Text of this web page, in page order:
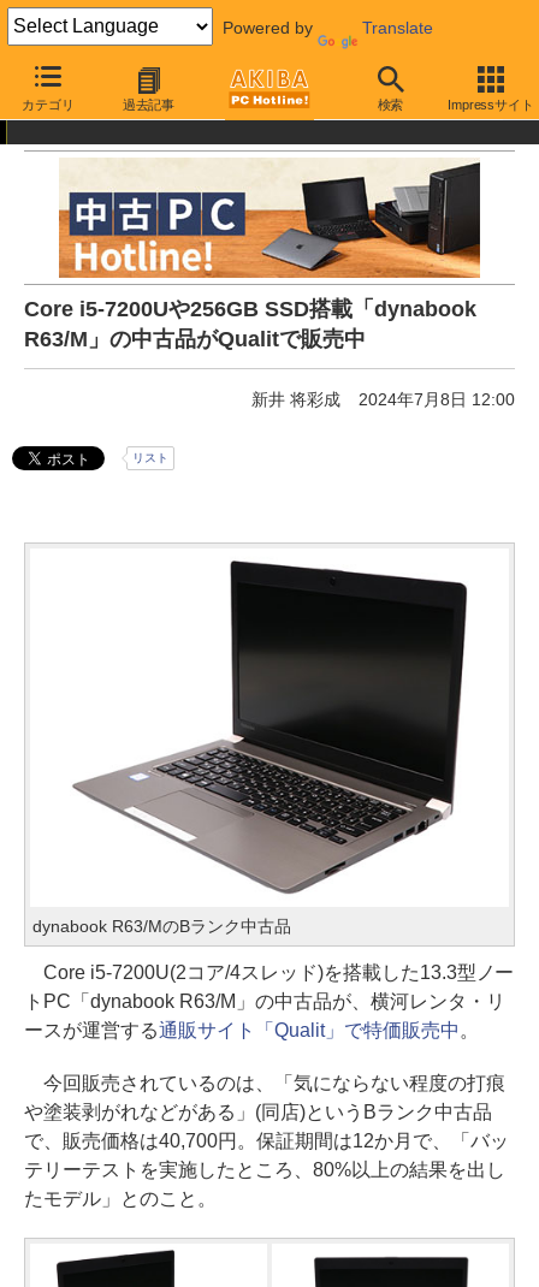
Powered by Translate
カテゴリ 過去記事 検索 Impressサイト
AKIBA PC Hotline! 中古・リユース品 中古パソコン
Core i5-7200Uや256GB SSD搭載「dynabook
R63/M」の中古品がQualitで販売中
新井 将彩成 2024年7月8日 12:00
リスト
dynabook R63/MのBランク中古品
Core i5-7200U(2コア/4スレッド)を搭載した13.3型ノー
トPC「dynabook R63/M」の中古品が、横河レンタ・リ
ースが運営する通販サイト「Qualit」で特価販売中 。
今回販売されているのは、「気にならない程度の打痕
や塗装剥がれなどがある」(同店)というBランク中古品
で、販売価格は40,700円。保証期間は12か月で、「バッ
テリーテストを実施したところ、80%以上の結果を出し
たモデル」とのこと。